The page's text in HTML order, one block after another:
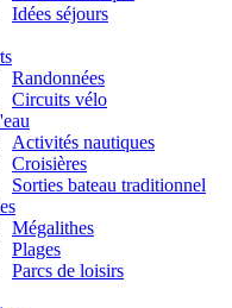
Idées séjours
Randonnées
Circuits vélo
Activités nautiques
Croisières
Sorties bateau traditionnel
Mégalithes
Plages
Parcs de loisirs